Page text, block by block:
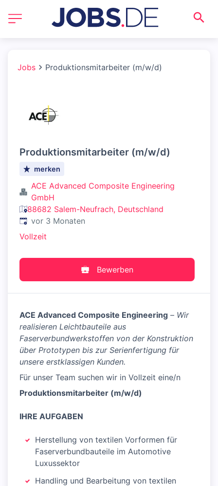
Jobs Produktionsmitarbeiter (m/w/d)
Produktionsmitarbeiter (m/w/d)
merken
ACE Advanced Composite Engineering
GmbH
88682 Salem-Neufrach, Deutschland
Veröffentlicht:
vor 3 Monaten
Vollzeit
Bewerben
ACE Advanced Composite Engineering – Wir
realisieren Leichtbauteile aus
Faserverbundwerkstoffen von der Konstruktion
über Prototypen bis zur Serienfertigung für
unsere erstklassigen Kunden.
Für unser Team suchen wir in Vollzeit eine/n
Produktions­mitarbeiter (m/w/d)
IHRE AUFGABEN
Herstellung von textilen Vorformen für
Faserverbundbauteile im Automotive
Luxussektor
Handling und Bearbeitung von textilen